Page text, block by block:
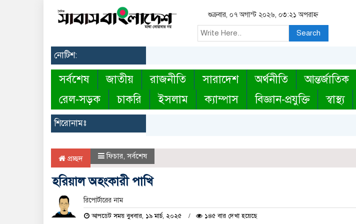
শুক্রবার, ০৭ অগাস্ট ২০২৬, ০৩:২১ অপরাহ্ন
Search
নোটিশ:
সর্বশেষ জাতীয় রাজনীতি সারাদেশ অর্থনীতি আন্তর্জাতিক
রেল-সড়ক
চাকরি ইসলাম ক্যাম্পাস বিজ্ঞান-প্রযুক্তি স্বাস্থ্য
শিরোনামঃ
প্রচ্ছদ ফিচার,সর্বশেষ
হরিয়াল অহংকারী পাখি
রিপোর্টারের নাম
আপডেট সময় বুধবার, ১৯ মার্চ, ২০২৫ ১৪৫ বার দেখা হয়েছে